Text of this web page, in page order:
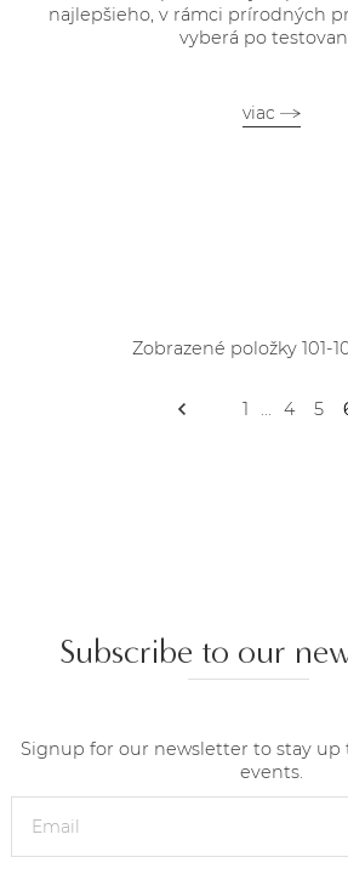
najlepšieho, v rámci prírodných
vyberá po
viac
Zobrazené položky 101-
1 … 4 5
Subscribe to our
Signup for our newsletter to stay up
events.